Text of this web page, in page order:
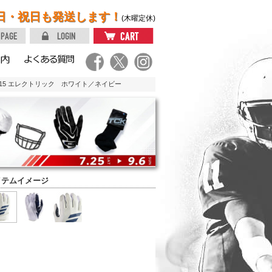
・祝日も発送します！ (木曜定休)
エレクトリック ホワイト／ネイビー
ムイメージ